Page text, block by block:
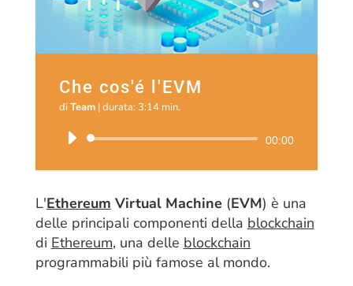
Che cos'é l'EVM
diTeam|durata: 3:14 min.
Audio
00:00
L'Ethereum Virtual Machine(EVM) è una
delle principali componenti della blockchain
di Ethereum, una delle blockchain
programmabili più famose al mondo.